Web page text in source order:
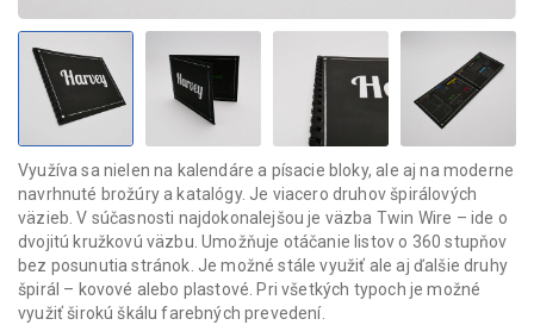
Využíva sa nielen na kalendáre a písacie bloky, ale aj na moderne
navrhnuté brožúry a katalógy. Je viacero druhov špirálových
väzieb. V súčasnosti najdokonalejšou je väzba Twin Wire – ide o
dvojitú kružkovú väzbu. Umožňuje otáčanie listov o 360 stupňov
bez posunutia stránok. Je možné stále využiť ale aj ďalšie druhy
špirál – kovové alebo plastové. Pri všetkých typoch je možné
využiť širokú škálu farebných prevedení.